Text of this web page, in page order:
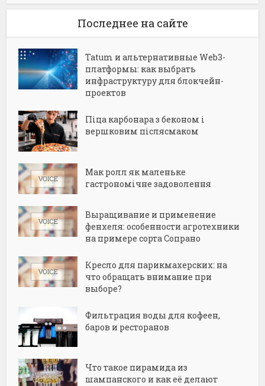
Последнее на сайте
Tatum и альтернативные Web3-
платформы: как выбрать
инфраструктуру для блокчейн-
проектов
Піца карбонара з беконом і
вершковим післясмаком
Мак ролл як маленьке
гастрономічне задоволення
Выращивание и применение
фенхеля: особенности агротехники
на примере сорта Сопрано
Кресло для парикмахерских: на
что обращать внимание при
выборе?
Фильтрация воды для кофеен,
баров и ресторанов
Что такое пирамида из
шампанского и как её делают